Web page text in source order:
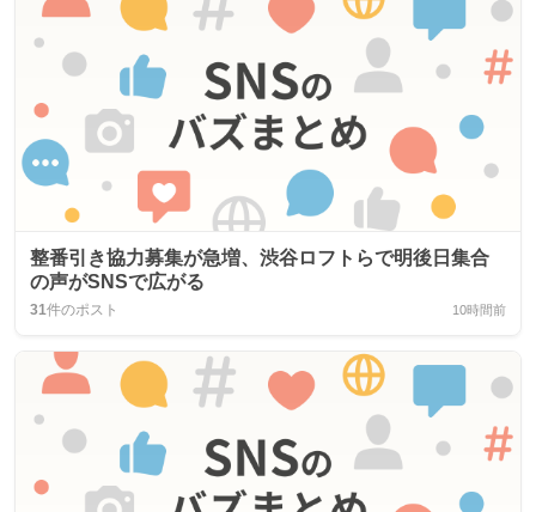
整番引き協力募集が急増、渋谷ロフトらで明後日集合
の声がSNSで広がる
31件のポスト 10時間前